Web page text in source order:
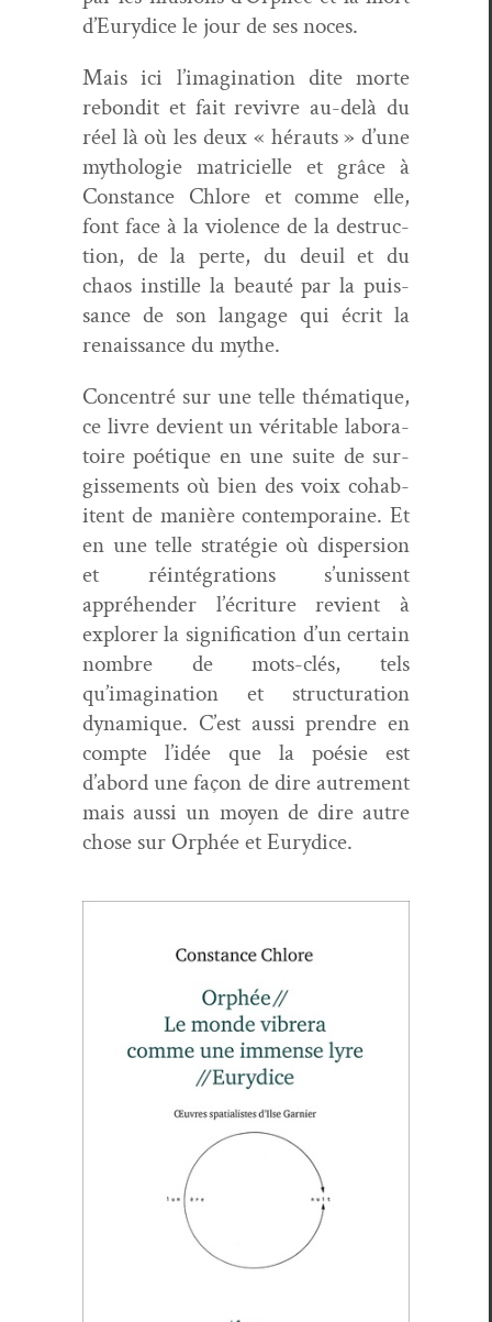
d’Eurydice le jour de ses noces.
Mais ici l’imagination dite morte
rebon­dit et fait revivre au-delà du
réel là où les deux « hérauts » d’une
mytholo­gie matricielle et grâce à
Con­stance Chlore et comme elle,
font face à la vio­lence de la destruc­
tion, de la perte, du deuil et du
chaos instille la beauté par la puis­
sance de son lan­gage qui écrit la
renais­sance du mythe.
Con­cen­tré sur une telle thé­ma­tique,
ce livre devient un véri­ta­ble lab­o­ra­
toire poé­tique en une suite de sur­
gisse­ments où bien des voix cohab­
itent de manière con­tem­po­raine. Et
en une telle stratégie où dis­per­sion
et réin­té­gra­tions s’unissent
appréhen­der l’écriture revient à
explor­er la sig­ni­fi­ca­tion d’un cer­tain
nom­bre de mots-clés, tels
qu’imagination et struc­tura­tion
dynamique. C’est aus­si pren­dre en
compte l’idée que la poésie est
d’abord une façon de dire autrement
mais aus­si un moyen de dire autre
chose sur Orphée et Eurydice.